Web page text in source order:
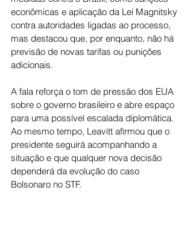
econômicas e aplicação da Lei Magnitsky
contra autoridades ligadas ao processo,
mas destacou que, por enquanto, não há
previsão de novas tarifas ou punições
adicionais.
A fala reforça o tom de pressão dos EUA
sobre o governo brasileiro e abre espaço
para uma possível escalada diplomática.
Ao mesmo tempo, Leavitt afirmou que o
presidente seguirá acompanhando a
situação e que qualquer nova decisão
dependerá da evolução do caso
Bolsonaro no STF.